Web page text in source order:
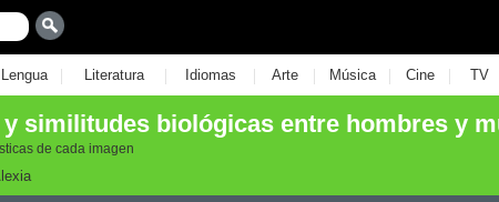
Lengua | Literatura | Idiomas | Arte | Música | Cine | TV
similitudes biológicas entre hombres y
de cada imagen